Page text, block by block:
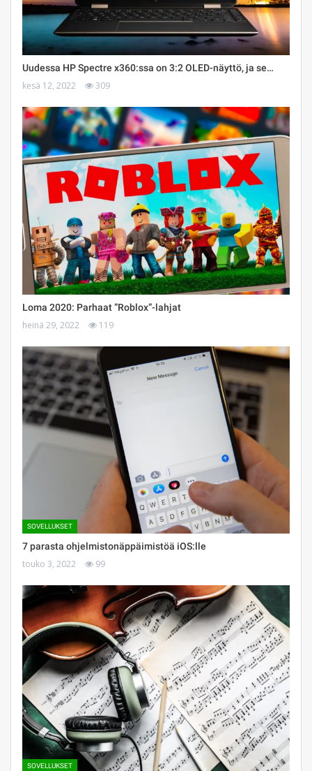
Uudessa HP Spectre x360:ssa on 3:2 OLED-näyttö, ja se…
kesä 12, 2022 309
Loma 2020: Parhaat ”Roblox”-lahjat
heinä 29, 2022 119
SOVELLUKSET
7 parasta ohjelmistonäppäimistöä iOS:lle
touko 3, 2022 99
SOVELLUKSET